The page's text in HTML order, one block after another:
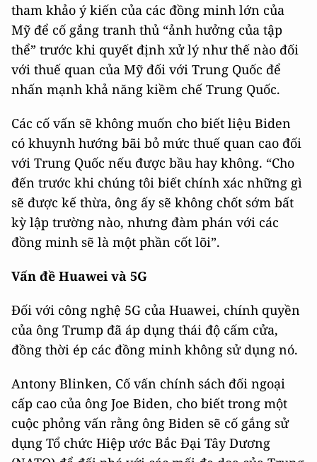
tham khảo ý kiến ​​của các đồng minh lớn của
Mỹ để cố gắng tranh thủ “ảnh hưởng của tập
thể” trước khi quyết định xử lý như thế nào đối
với thuế quan của Mỹ đối với Trung Quốc để
nhấn mạnh khả năng kiềm chế Trung Quốc.
Các cố vấn sẽ không muốn cho biết liệu Biden
có khuynh hướng bãi bỏ mức thuế quan cao đối
với Trung Quốc nếu được bầu hay không. “Cho
đến trước khi chúng tôi biết chính xác những gì
sẽ được kế thừa, ông ấy sẽ không chốt sớm bất
kỳ lập trường nào, nhưng đàm phán với các
đồng minh sẽ là một phần cốt lõi”.
Vấn đề Huawei và 5G
Đối với công nghệ 5G của Huawei, chính quyền
của ông Trump đã áp dụng thái độ cấm cửa,
đồng thời ép các đồng minh không sử dụng nó.
Antony Blinken, Cố vấn chính sách đối ngoại
cấp cao của ông Joe Biden, cho biết trong một
cuộc phỏng vấn rằng ông Biden sẽ cố gắng sử
dụng Tổ chức Hiệp ước Bắc Đại Tây Dương